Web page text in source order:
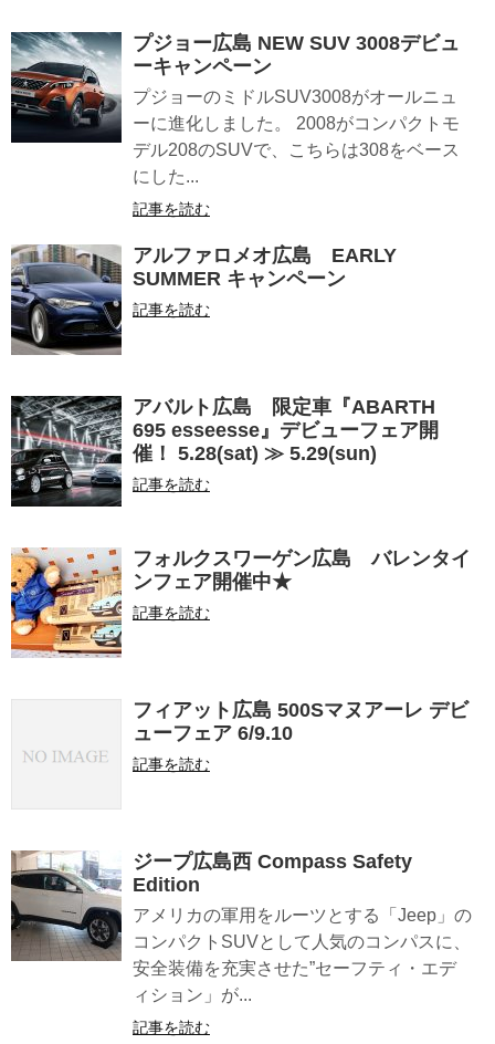
プジョー広島 NEW SUV 3008デビュ
ーキャンペーン
プジョーのミドルSUV3008がオールニュ
ーに進化しました。 2008がコンパクトモ
デル208のSUVで、こちらは308をベース
にした...
記事を読む
アルファロメオ広島 EARLY
SUMMER キャンペーン
記事を読む
アバルト広島 限定車『ABARTH
695 esseesse』デビューフェア開
催！ 5.28(sat) ≫ 5.29(sun)
記事を読む
フォルクスワーゲン広島 バレンタイ
ンフェア開催中★
記事を読む
フィアット広島 500Sマヌアーレ デビ
ューフェア 6/9.10
記事を読む
ジープ広島西 Compass Safety
Edition
アメリカの軍用をルーツとする「Jeep」の
コンパクトSUVとして人気のコンパスに、
安全装備を充実させた”セーフティ・エデ
ィション」が...
記事を読む